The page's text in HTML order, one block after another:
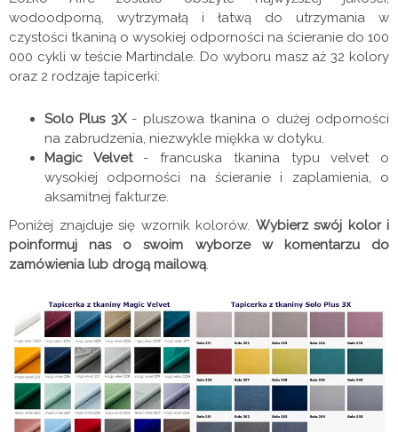
wodoodporną, wytrzymałą i łatwą do utrzymania w
czystości tkaniną o wysokiej odporności na ścieranie do 100
000 cykli w teście Martindale. Do wyboru masz aż 32 kolory
oraz 2 rodzaje tapicerki:
Solo Plus 3X- pluszowa tkanina o dużej odporności
na zabrudzenia, niezwykle miękka w dotyku.
Magic Velvet- francuska tkanina typu velvet o
wysokiej odporności na ścieranie i zaplamienia, o
aksamitnej fakturze.
Poniżej znajduje się wzornik kolorów. Wybierz swój kolor i
poinformuj nas o swoim wyborze w komentarzu do
zamówienia lub drogą mailową.